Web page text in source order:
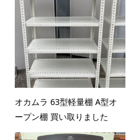
オカムラ 63型軽量棚 A型オ
ープン棚 買い取りました